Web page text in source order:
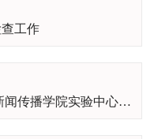
工作
【实验室培训预告】 山东大学新闻传播学院实验中心面部情绪监测系统操作技能培训会（2025年第1期）